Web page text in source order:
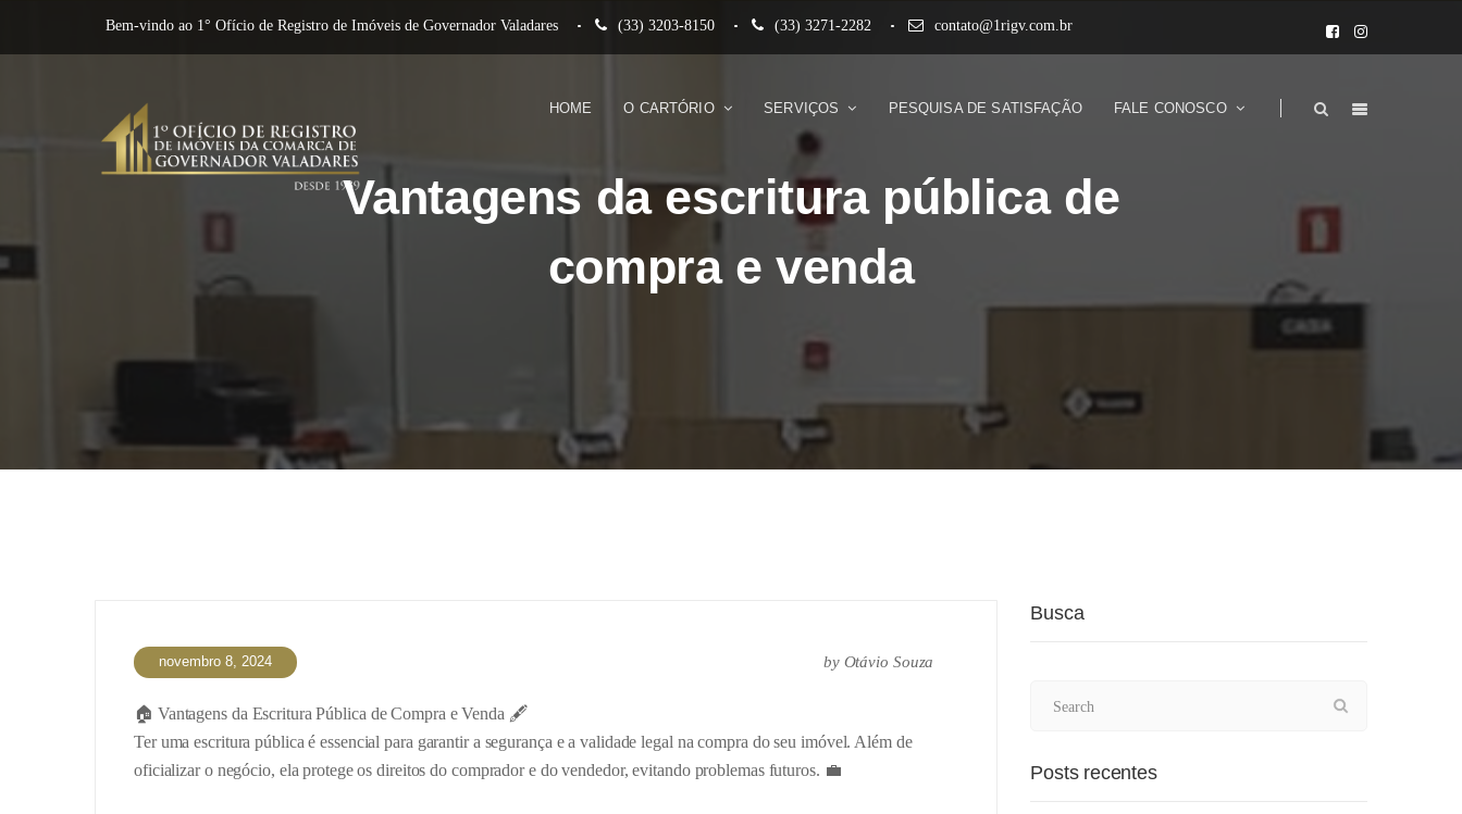
Bem-vindo ao 1° Ofício de Registro de Imóveis de Governador Valadares (33) 3203-8150 (33) 3271-2282 contato@1rigv.com.br
HOME O CARTÓRIO SERVIÇOS PESQUISA DE SATISFAÇÃO FALE CONOSCO
Vantagens da escritura pública de
compra e venda
novembro 8, 2024 by Otávio Souza
🏠 Vantagens da Escritura Pública de Compra e Venda 🖋️
Ter uma escritura pública é essencial para garantir a segurança e a validade legal na compra do seu imóvel. Além de
oficializar o negócio, ela protege os direitos do comprador e do vendedor, evitando problemas futuros. 💼
Busca
Posts recentes